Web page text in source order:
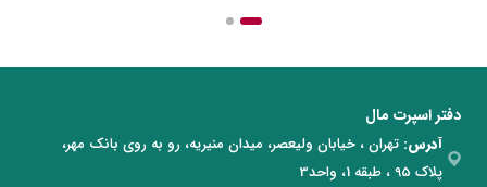
دفتر اسپرت مال
آدرس: تهران ، خیابان ولیعصر، میدان منیریه، رو به روی بانک مهر،
پلاک 95 ، طبقه 1، واحد3